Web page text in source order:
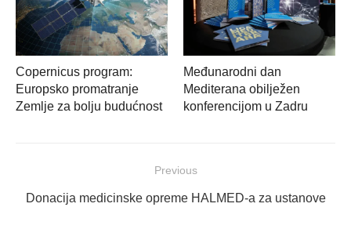
Copernicus program:
Europsko promatranje
Zemlje za bolju budućnost
Međunarodni dan
Mediterana obilježen
konferencijom u Zadru
objava
Previous
Previous
Donacija medicinske opreme HALMED-a za ustanove